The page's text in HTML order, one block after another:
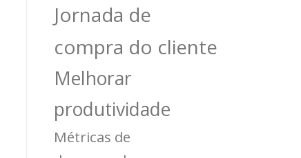
Jornada de
compra do cliente
Melhorar
produtividade
Métricas de